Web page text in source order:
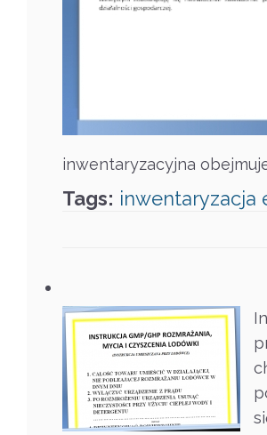
inwentaryzacyjna
Tags: inwentaryzacja